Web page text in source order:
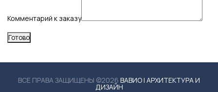
Комментарий к заказу
ВСЕ ПРАВА ЗАЩИЩЕНЫ ©2026 ВАВИО | АРХИТЕКТУРА И
ДИЗАЙН